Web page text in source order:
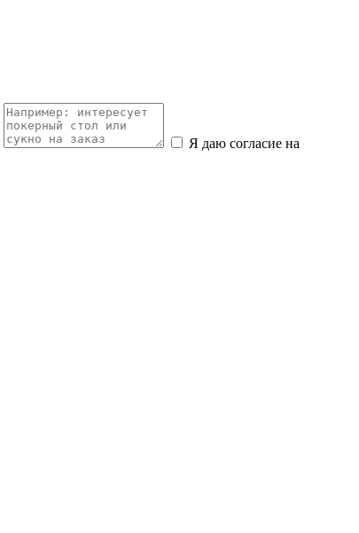
Я даю согласие на